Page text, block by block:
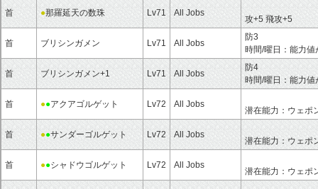
首 ●那羅延天の数珠 Lv71 All Jobs
攻+5 飛攻+5
首 ブリシンガメン Lv71 All Jobs
防3
時間/曜日：能力値
首 ブリシンガメン+1 Lv71 All Jobs
防4
時間/曜日：能力値
首 ●●アクアゴルゲット Lv72 All Jobs
潜在能力：ウェポ
首 ●●サンダーゴルゲット Lv72 All Jobs
潜在能力：ウェポ
首 ●●シャドウゴルゲット Lv72 All Jobs
潜在能力：ウェポ